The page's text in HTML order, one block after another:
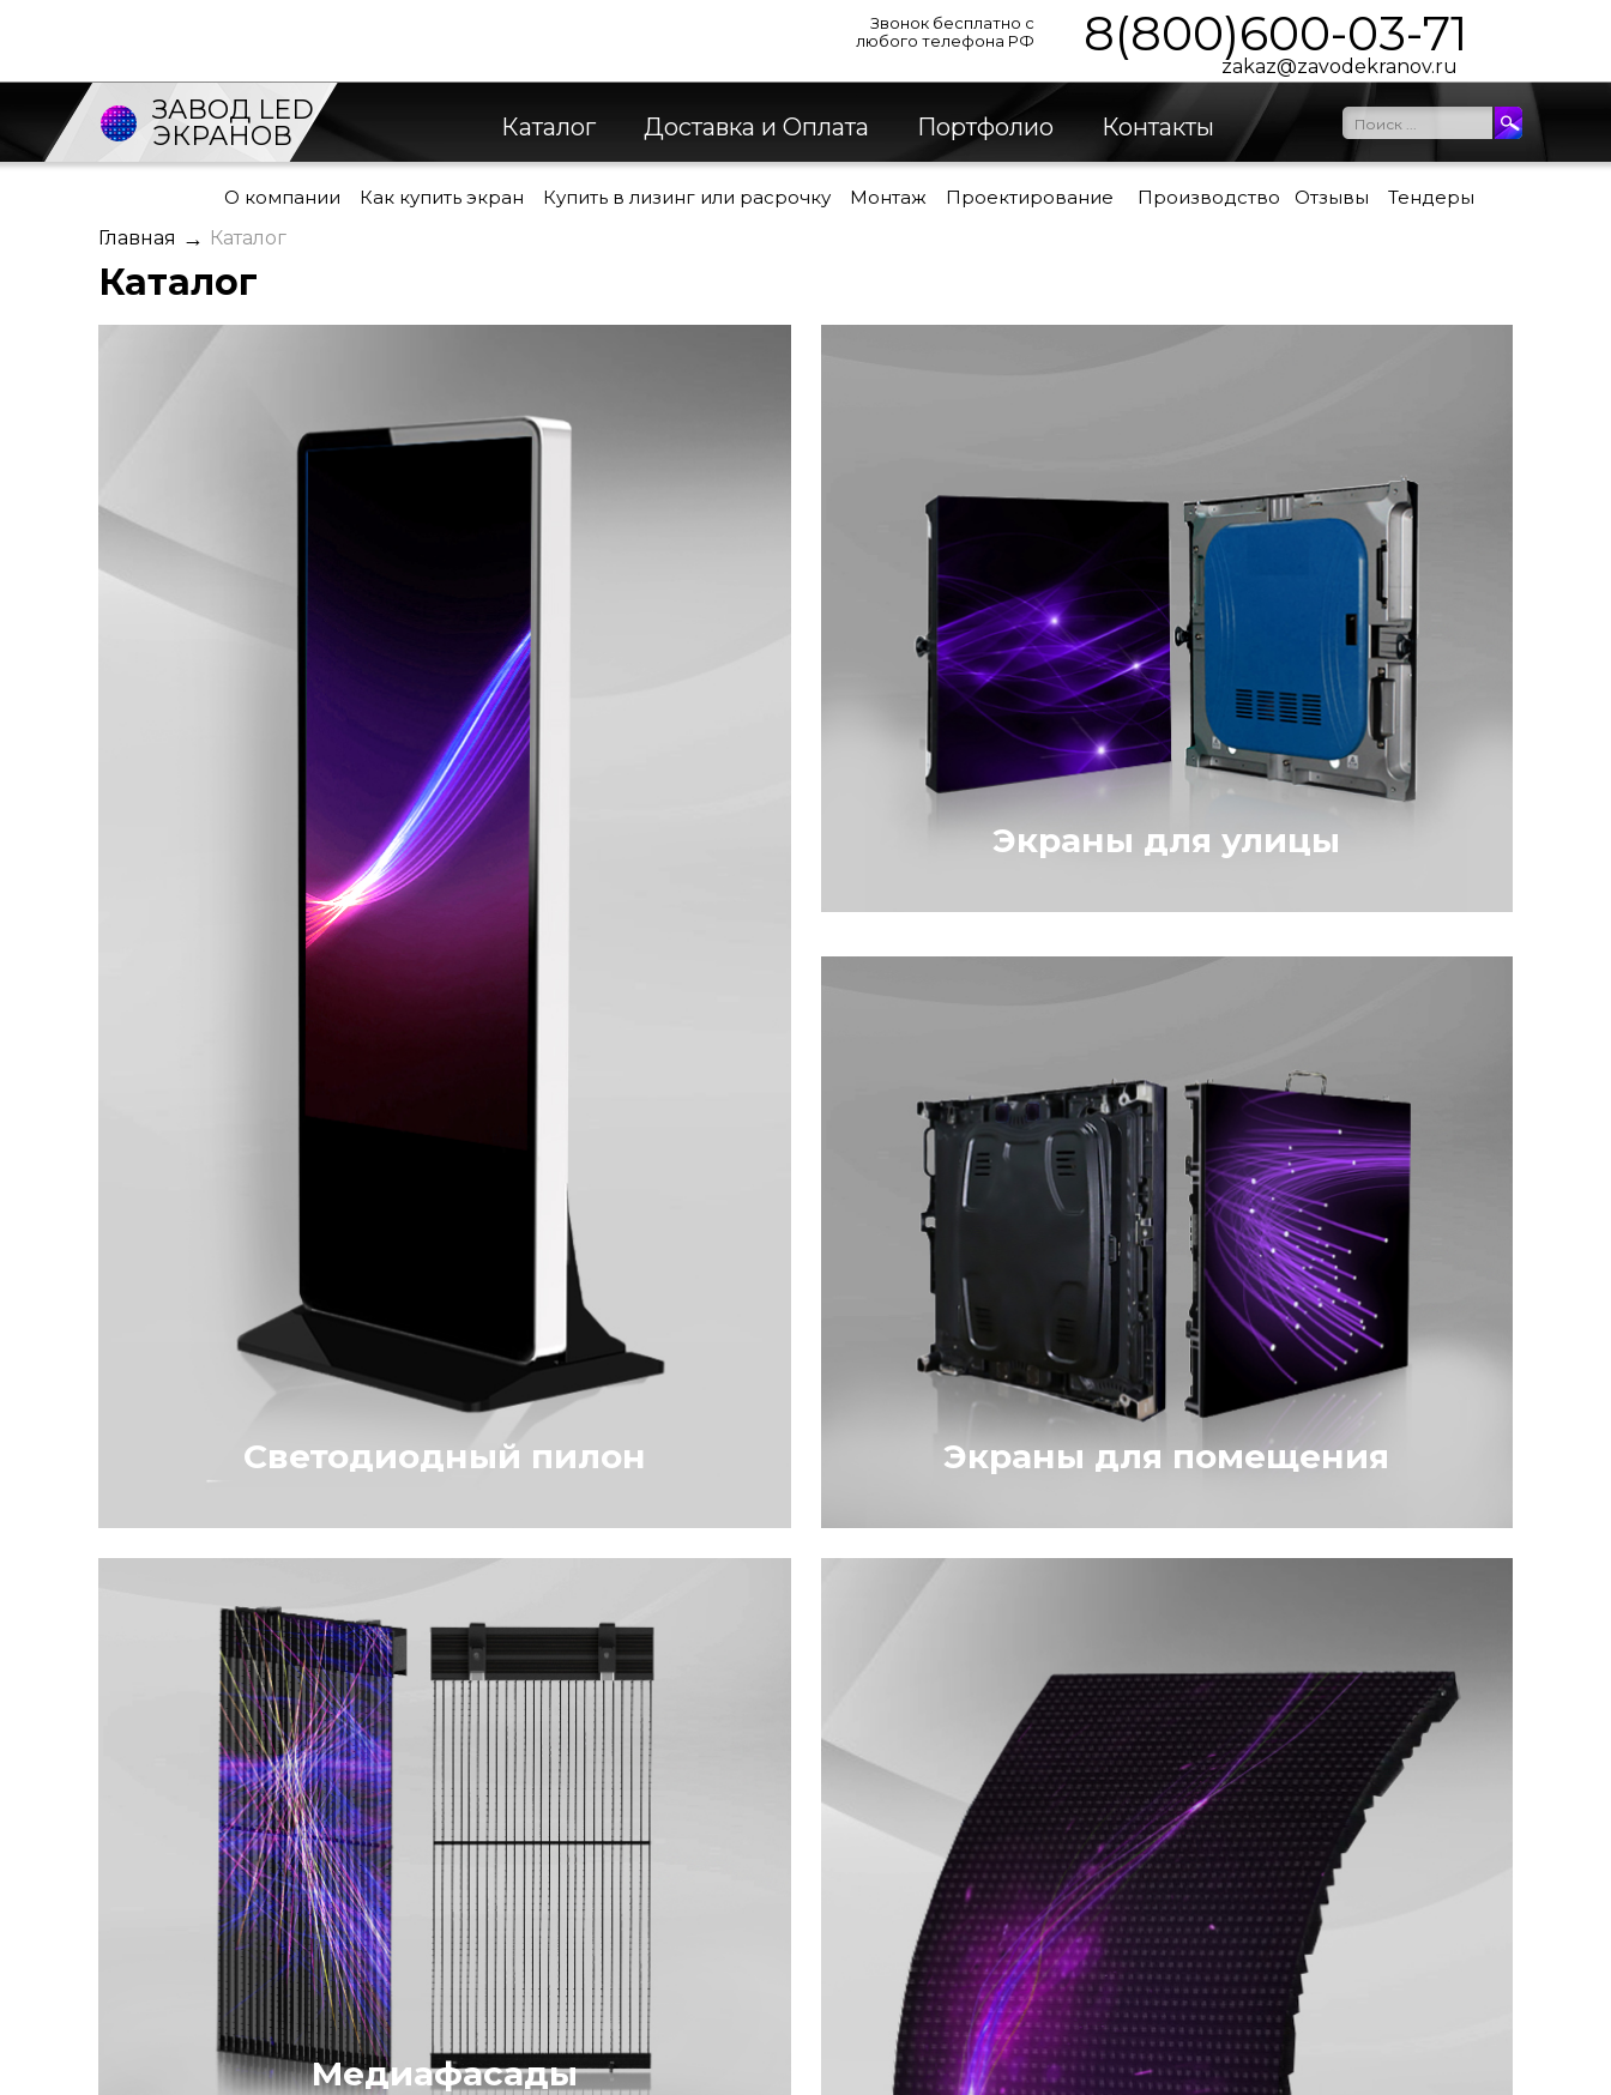
Звонок бесплатно с
любого телефона РФ
8(800)600-03-71
zakaz@zavodekranov.ru
ЗАВОД LED
ЭКРАНОВ
Каталог Доставка и Оплата Портфолио Контакты
О компании Как купить экран Купить в лизинг или расрочку Монтаж Проектирование Производство Отзывы
Тендеры
Главная → Каталог
Каталог
Светодиодный пилон
условий, перепадов температур и вандализма.
Также возможно интерактивное сенсорное
исполнение видеостоек.
Экраны для улицы
зданий, а также на отдельностоящих и
Экраны для помещения
для трансляции любой цифровой и буквенной
экранов для помещений позволяет увеличить
продажи различной продукции и услуг,
раскрутить торговую марку, продвинуть бренд за
невысокую цену.
Медиафасады